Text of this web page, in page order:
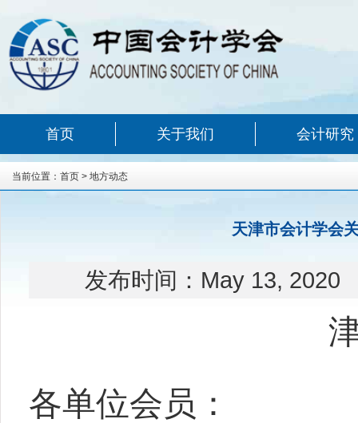
首页 关于我们 会计研究
当前位置： 首页 > 地方动态
天津市会计学会
发布时间： May 13, 2020
各单位会员：